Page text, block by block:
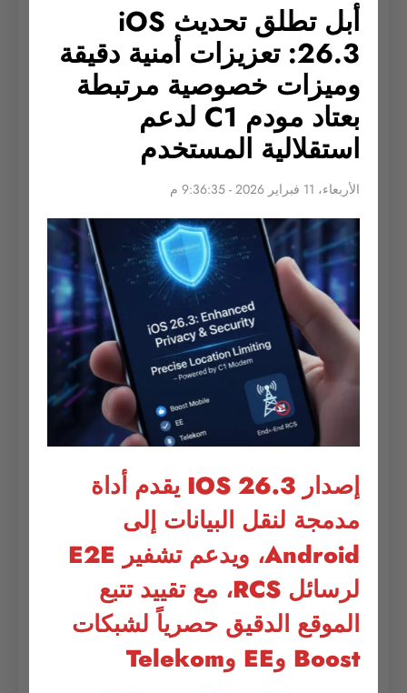
أبل تطلق تحديث iOS
26.3: تعزيزات أمنية دقيقة
وميزات خصوصية مرتبطة
بعتاد مودم C1 لدعم
استقلالية المستخدم
الأربعاء، 11 فبراير 2026 - 9:36:35 م
إصدار IOS 26.3
يقدم أداة
مدمجة لنقل البيانات إلى
Android، ويدعم تشفير E2E
لرسائل RCS، مع تقييد تتبع
الموقع الدقيق حصرياً لشبكات
Boost وEE وTelekom